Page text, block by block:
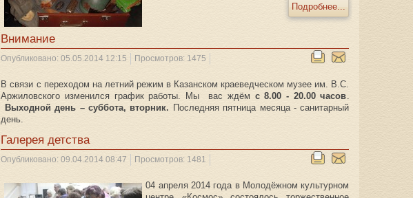
Подробнее...
Внимание
Опубликовано: 05.05.2014 12:15 Просмотров: 1475
В связи с переходом на летний режим в Казанском краеведческом музее им. В.С.
Аржиловского изменился график работы. Мы вас ждём с 8.00 - 20.00 часов
Выходной день – суббота, вторник. Последняя пятница месяца - санитарный
день.
Галерея детства
Опубликовано: 09.04.2014 08:47 Просмотров: 1481
04 апреля 2014 года в Молодёжном культурном